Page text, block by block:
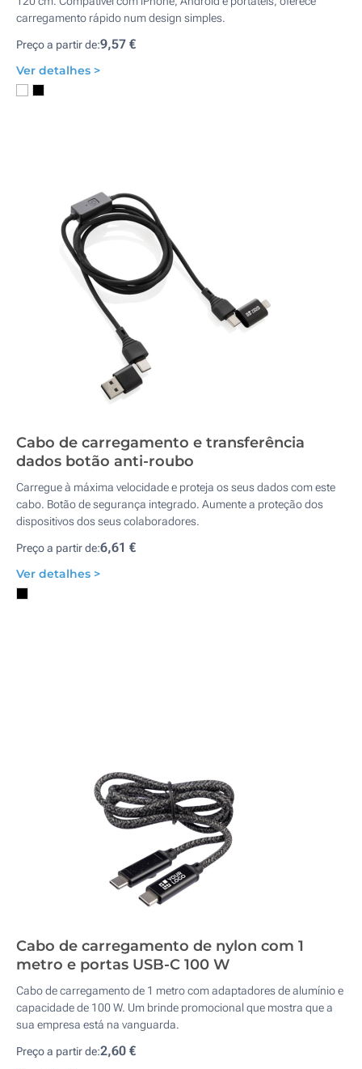
carregamento rápido num design simples.
Preço a partir de:9,57 €
Ver detalhes >
Cabo de carregamento e transferência
dados botão anti-roubo
Carregue à máxima velocidade e proteja os seus dados com este
cabo. Botão de segurança integrado. Aumente a proteção dos
dispositivos dos seus colaboradores.
Preço a partir de:6,61 €
Ver detalhes >
Cabo de carregamento de nylon com 1
metro e portas USB-C 100 W
Cabo de carregamento de 1 metro com adaptadores de alumínio e
capacidade de 100 W. Um brinde promocional que mostra que a
sua empresa está na vanguarda.
Preço a partir de:2,60 €